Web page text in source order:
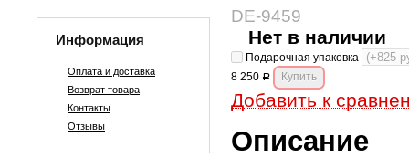
Информация
Оплата и доставка
Возврат товара
Контакты
Отзывы
DE-9459
Нет в наличии
Подарочная упаковка
8 250 Р
Добавить к
Описание